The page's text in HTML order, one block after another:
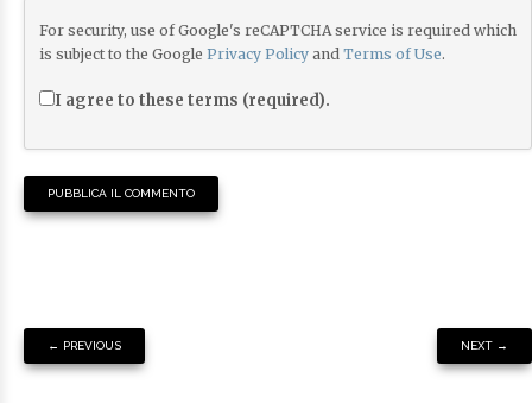
For security, use of Google's reCAPTCHA service is required which
is subject to the Google Privacy Policy and Terms of Use.
I agree to these terms (required).
← PREVIOUS NEXT →